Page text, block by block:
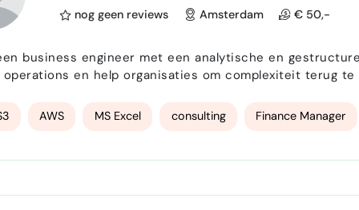
nog geen reviews
Amsterdam € 50,-
business engineer met een analytische en
en help organisaties om complexiteit terug te
van processen en het bewaken van planning e…
AWS MS Excel consulting Finance Manager